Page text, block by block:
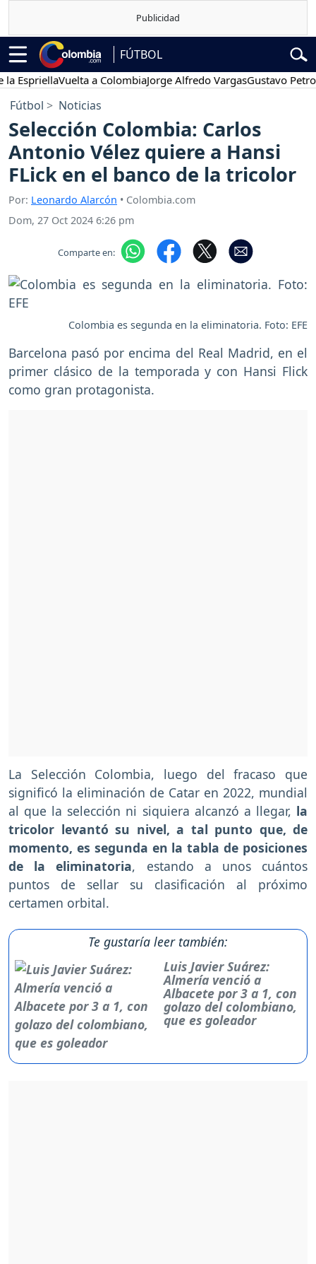
FÚTBOL
Vuelta a ColombiaJorge Alfredo VargasGustavo Petro
Fútbol Noticias
Selección Colombia: Carlos
Antonio Vélez quiere a Hansi
FLick en el banco de la tricolor
Por: Leonardo Alarcón • Colombia.com
Dom, 27 Oct 2024 6:26 pm
Comparte en:
Colombia es segunda en la eliminatoria. Foto: EFE
Barcelona pasó por encima del Real Madrid, en el
primer clásico de la temporada y con Hansi Flick
como gran protagonista.
La Selección Colombia, luego del fracaso que
significó la eliminación de Catar en 2022, mundial
al que la selección ni siquiera alcanzó a llegar, la
tricolor levantó su nivel, a tal punto que, de
momento, es segunda en la tabla de posiciones
de la eliminatoria, estando a unos cuántos
puntos de sellar su clasificación al próximo
certamen orbital.
Te gustaría leer también:
Luis Javier Suárez:
Almería venció a
Albacete por 3 a 1, con
golazo del colombiano,
que es goleador